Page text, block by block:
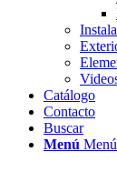
Catálogo
Contacto
Buscar
Menú Menú